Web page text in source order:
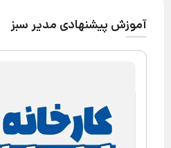
آموزش پیشنهادی مدیر سبز